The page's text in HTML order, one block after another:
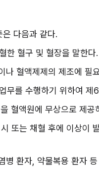
다음과 같다.
한 혈구 및 혈장을 말한다.
나 혈액제제의 제조에 필
무를 수행하기 위하여
혈액원에 무상으로 제공
또는 채혈 후에 이상이
병 환자, 약물복용 환자